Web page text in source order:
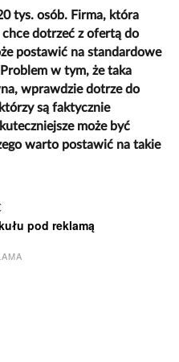
tys. osób. Firma, która
dotrzeć z ofertą do
postawić na standardowe
w tym, że taka
wprawdzie dotrze do
są faktycznie
może być
warto postawić na takie
pod reklamą